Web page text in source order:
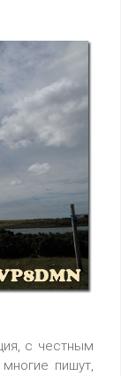
с честным
пишут,